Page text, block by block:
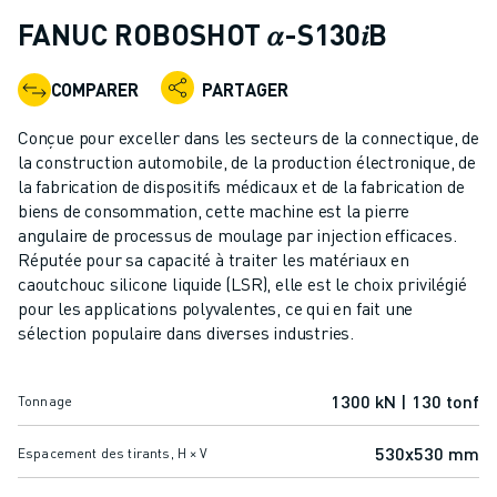
ROBOTS COLLABORATIFS
GAMME DE ROBOTS
CONTRÔLEURS DE ROBOTS
ACCESSOIRES POUR ROBOTS
LOGICIEL ROBOT
LOGICIEL DE SIMULATION
PRODUITS DE ROBOTIQUE ÉDUCATIVE
AUTOMATISATION DES ROBOTS
ROBOTS DE SOUDAGE À L'ARC
ROBOTS ARTICULÉS
SÉRIE ARC MATE
ROBOTS DE PEINTURE
ROBOTS PALETTISEURS
FANUC ROBOSHOT 𝛼-S130𝑖B
COMPARER PARTAGER
Conçue pour exceller dans les secteurs de la connectique, de
la construction automobile, de la production électronique, de
la fabrication de dispositifs médicaux et de la fabrication de
biens de consommation, cette machine est la pierre
angulaire de processus de moulage par injection efficaces.
Réputée pour sa capacité à traiter les matériaux en
caoutchouc silicone liquide (LSR), elle est le choix privilégié
pour les applications polyvalentes, ce qui en fait une
sélection populaire dans diverses industries.
Tonnage 1300 kN | 130 tonf
Espacement des tirants, H × V 530x530 mm